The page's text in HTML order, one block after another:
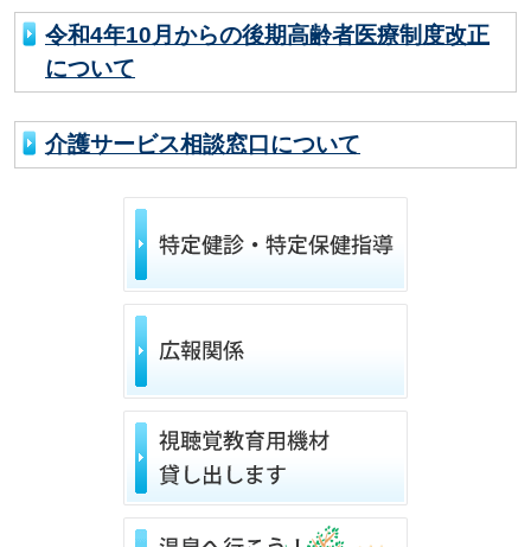
令和4年10月からの後期高齢者医療制度改正
について
介護サービス相談窓口について